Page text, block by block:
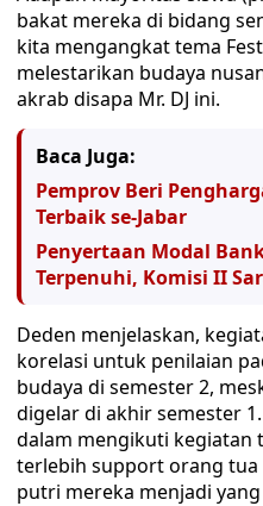
bakat mereka di bidang
kita mengangkat tema
melestarikan budaya
akrab disapa Mr. DJ ini.
Baca Juga:
Pemprov Beri
Terbaik se-Jabar
Penyertaan Modal
Terpenuhi, Komisi II
Deden menjelaskan,
korelasi untuk penilaian
budaya di semester 2,
digelar di akhir semester
dalam mengikuti kegiatan
terlebih support orang
putri mereka menjadi